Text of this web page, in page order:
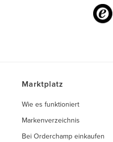
Marktplatz
Wie es funktioniert
Markenverzeichnis
Bei Orderchamp einkaufen